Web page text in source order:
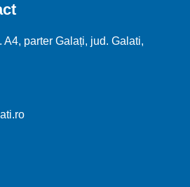
A4, parter Galați, jud. Galati,